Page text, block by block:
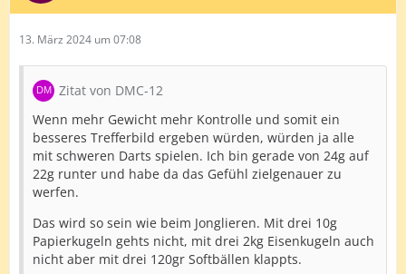
13. März 2024 um 07:08
Zitat von DMC-12
Wenn mehr Gewicht mehr Kontrolle und somit ein
besseres Trefferbild ergeben würden, würden ja alle
mit schweren Darts spielen. Ich bin gerade von 24g auf
22g runter und habe da das Gefühl zielgenauer zu
werfen.
Das wird so sein wie beim Jonglieren. Mit drei 10g
Papierkugeln gehts nicht, mit drei 2kg Eisenkugeln auch
nicht aber mit drei 120gr Softbällen klappts.